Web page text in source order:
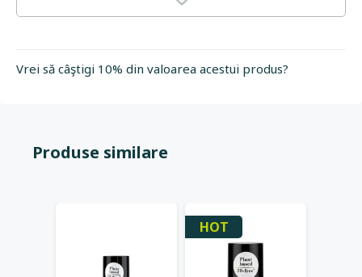
Vrei să câştigi 10% din valoarea acestui produs?
Produse similare
HOT